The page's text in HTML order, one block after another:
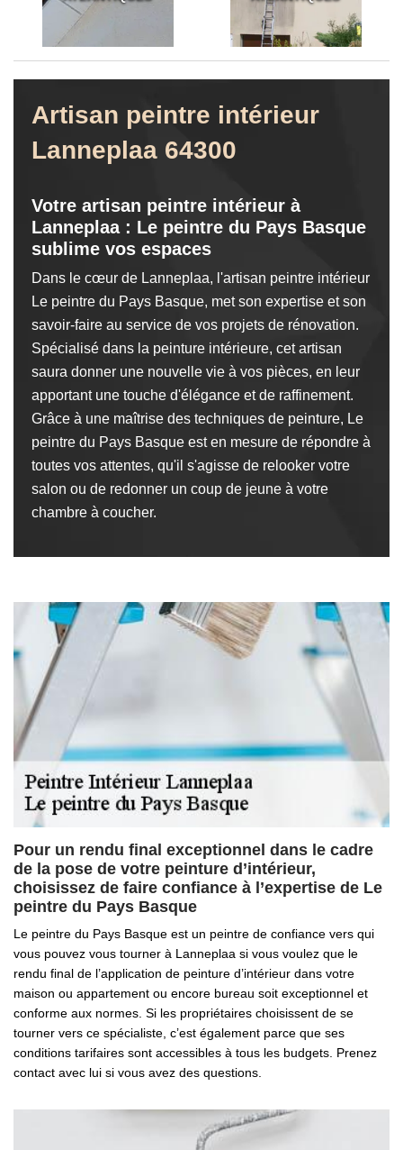
Artisan peintre intérieur
Lanneplaa 64300
Votre artisan peintre intérieur à
Lanneplaa : Le peintre du Pays Basque
sublime vos espaces
Dans le cœur de Lanneplaa, l'artisan peintre intérieur
Le peintre du Pays Basque, met son expertise et son
savoir-faire au service de vos projets de rénovation.
Spécialisé dans la peinture intérieure, cet artisan
saura donner une nouvelle vie à vos pièces, en leur
apportant une touche d'élégance et de raffinement.
Grâce à une maîtrise des techniques de peinture, Le
peintre du Pays Basque est en mesure de répondre à
toutes vos attentes, qu'il s'agisse de relooker votre
salon ou de redonner un coup de jeune à votre
chambre à coucher.
Pour un rendu final exceptionnel dans le cadre
de la pose de votre peinture d’intérieur,
choisissez de faire confiance à l’expertise de Le
peintre du Pays Basque
Le peintre du Pays Basque est un peintre de confiance vers qui
vous pouvez vous tourner à Lanneplaa si vous voulez que le
rendu final de l’application de peinture d’intérieur dans votre
maison ou appartement ou encore bureau soit exceptionnel et
conforme aux normes. Si les propriétaires choisissent de se
tourner vers ce spécialiste, c’est également parce que ses
conditions tarifaires sont accessibles à tous les budgets. Prenez
contact avec lui si vous avez des questions.